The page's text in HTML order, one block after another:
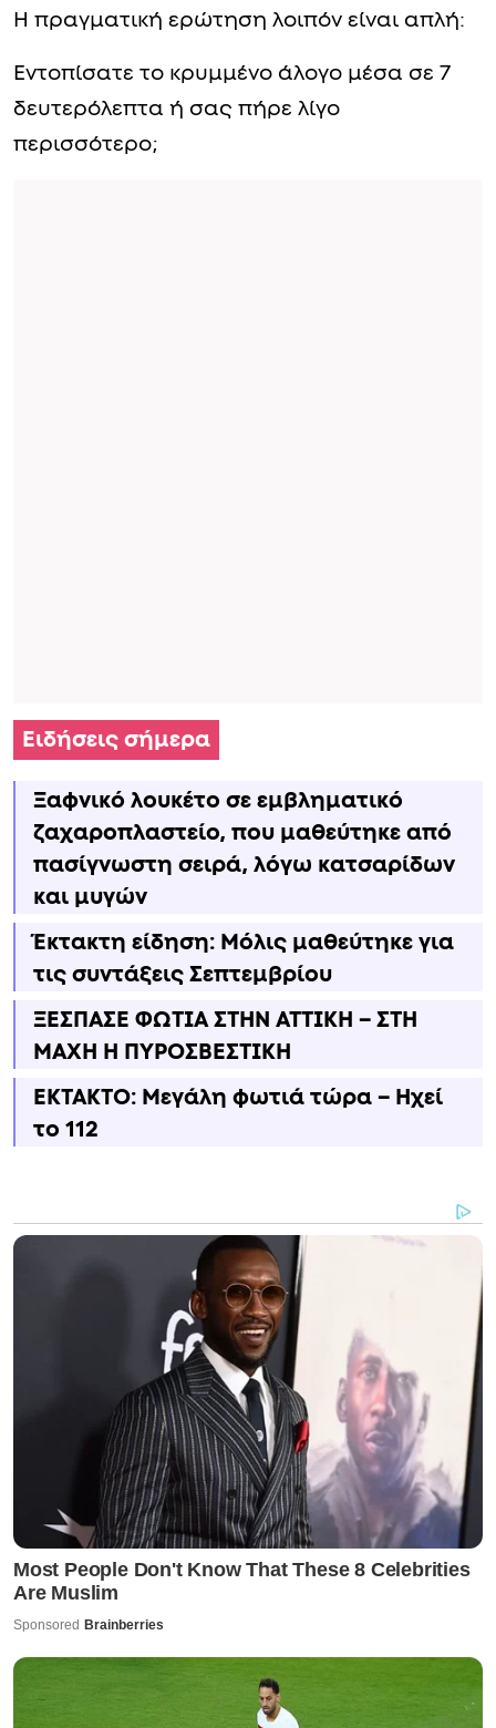
Η πραγματική ερώτηση λοιπόν είναι απλή:
Εντοπίσατε το κρυμμένο άλογο μέσα σε 7
δευτερόλεπτα ή σας πήρε λίγο
περισσότερο;
Ειδήσεις σήμερα
Ξαφνικό λουκέτο σε εμβληματικό
ζαχαροπλαστείο, που μαθεύτηκε από
πασίγνωστη σειρά, λόγω κατσαρίδων
και μυγών
Έκτακτη είδηση: Μόλις μαθεύτηκε για
τις συντάξεις Σεπτεμβρίου
ΞΕΣΠΑΣΕ ΦΩΤΙΑ ΣΤΗΝ ΑΤΤΙΚΗ – ΣΤΗ
ΜΑΧΗ Η ΠΥΡΟΣΒΕΣΤΙΚΗ
ΕΚΤΑΚΤΟ: Μεγάλη φωτιά τώρα – Ηχεί
το 112